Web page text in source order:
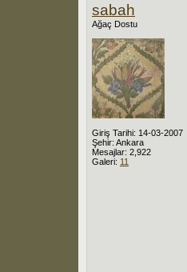
sabah
Ağaç Dostu
Giriş Tarihi: 14-03-2007
Şehir: Ankara
Mesajlar: 2,922
Galeri: 11